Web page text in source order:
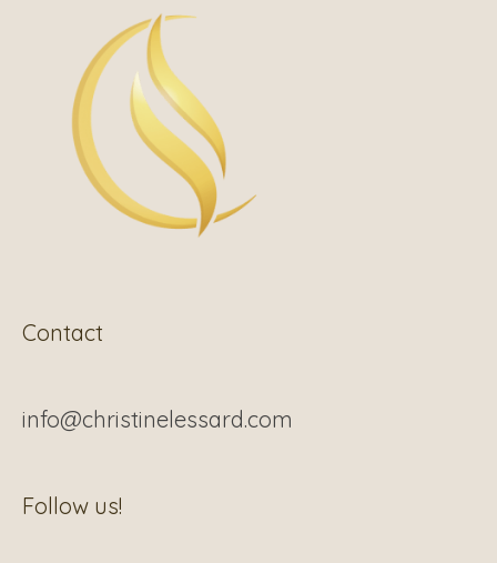
Contact
info@christinelessard.com
Follow us!